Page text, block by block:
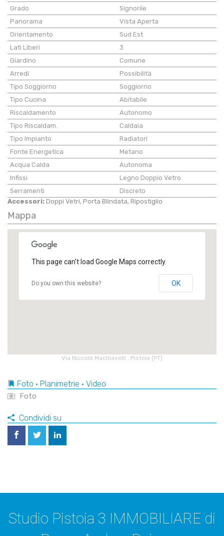
Grado
Signorile
Panorama
Vista Aperta
Orientamento
Sud Est
Lati Liberi
3
Giardino
Comune
Arredi
Possibilità
Tipo Soggiorno
Soggiorno
Tipo Cucina
Abitabile
Riscaldamento
Autonomo
Tipo Riscaldam.
Caldaia
Tipo Impianto
Radiatori
Fonte Energetica
Metano
Acqua Calda
Autonoma
Infissi
Legno Doppio Vetro
Serramenti
Discreto
Accessori: Doppi Vetri, Porta Blindata, Ripostiglio
Mappa
This page can't load Google Maps correctly.
Do you own this website? OK
Via Niccolò Machiavelli , Pistoia (PT)
Foto • Planimetrie • Video
Foto
Condividi su
Studio Pistoia 3 IMMOBILIARE di